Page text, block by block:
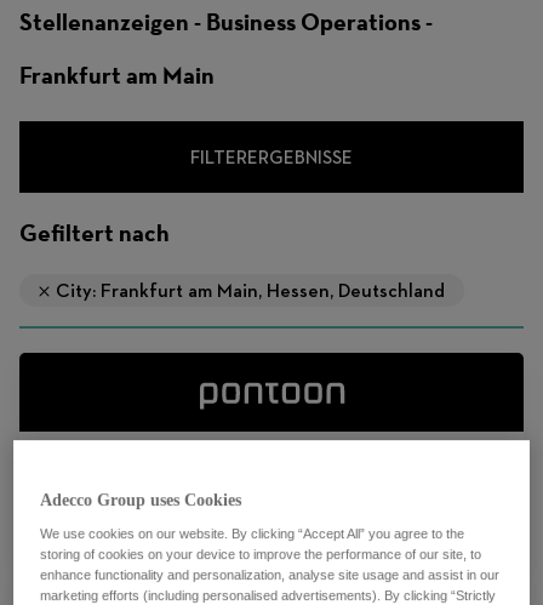
Stellenanzeigen - Business Operations -
Frankfurt am Main
FILTERERGEBNISSE
Gefiltert nach
City: Frankfurt am Main, Hessen, Deutschland
Multiple locations
Adecco Group uses Cookies
We use cookies on our website. By clicking “Accept All” you agree to the
storing of cookies on your device to improve the performance of our site, to
enhance functionality and personalization, analyse site usage and assist in our
marketing efforts (including personalised advertisements). By clicking “Strictly